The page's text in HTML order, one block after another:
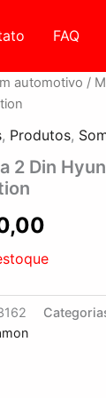
FAQ
automotivo /
, Produtos,
2 Din